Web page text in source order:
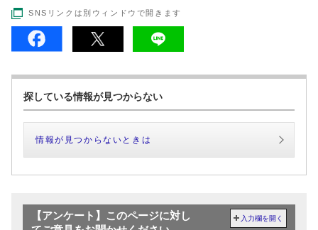
SNSリンクは別ウィンドウで開きます
探している情報が見つからない
情報が見つからないときは
【アンケート】このページに対し
入力欄を開く